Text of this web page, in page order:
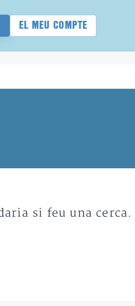
EL MEU COMPTE
si feu una cerca.